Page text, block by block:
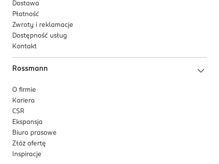
Dostawa
Płatność
Zwroty i reklamacje
Dostępność usług
Kontakt
Rossmann
O firmie
Kariera
CSR
Ekspansja
Biuro prasowe
Złóż ofertę
Inspiracje